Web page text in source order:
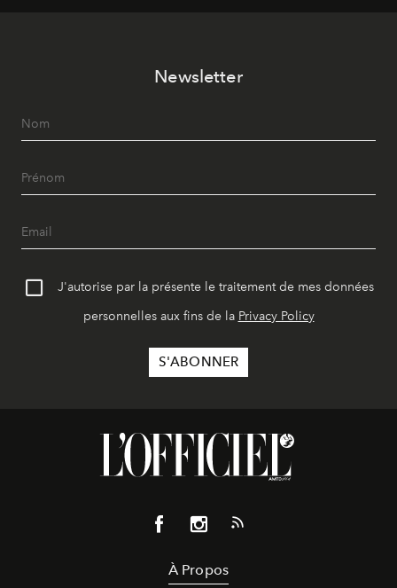
Newsletter
J'autorise par la présente le traitement de mes données
personnelles aux fins de la Privacy Policy
À Propos